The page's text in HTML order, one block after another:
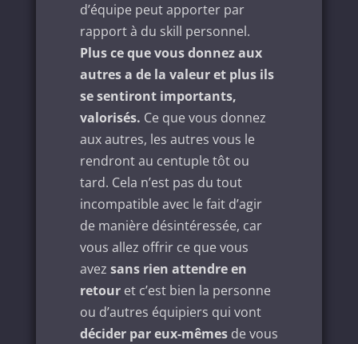
d’équipe peut apporter par
rapport à du skill personnel.
Plus ce que vous donnez aux
autres a de la valeur et plus ils
se sentiront importants,
valorisés. Ce que vous donnez
aux autres, les autres vous le
rendront au centuple tôt ou
tard. Cela n’est pas du tout
incompatible avec le fait d’agir
de manière désintéressée, car
vous allez offrir ce que vous
avez sans rien attendre en
retouret c’est bien la personne
ou d’autres équipiers qui vont
décider par eux-mêmesde vous